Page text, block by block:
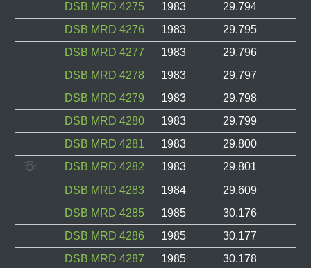
DSB MRD 4275
1983
29.794
DSB MRD 4276
1983
29.795
DSB MRD 4277
1983
29.796
DSB MRD 4278
1983
29.797
DSB MRD 4279
1983
29.798
DSB MRD 4280
1983
29.799
DSB MRD 4281
1983
29.800
DSB MRD 4282
1983
29.801
DSB MRD 4283
1984
29.609
DSB MRD 4285
1985
30.176
DSB MRD 4286
1985
30.177
DSB MRD 4287
1985
30.178